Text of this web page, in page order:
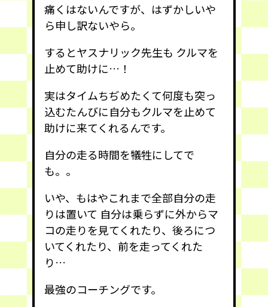
痛くはないんですが、はずかしいや
ら申し訳ないやら。
するとヤスナリック先生も クルマを
止めて助けに…！
実はタイムちぢめたくて何度も突っ
込むたんびに自分もクルマを止めて
助けに来てくれるんです。
自分の走る時間を犠牲にしてで
も。。
いや、もはやこれまで全部自分の走
りは置いて 自分は乗らずに外からマ
コの走りを見てくれたり、後ろにつ
いてくれたり、前を走ってくれた
り…
最強のコーチングです。